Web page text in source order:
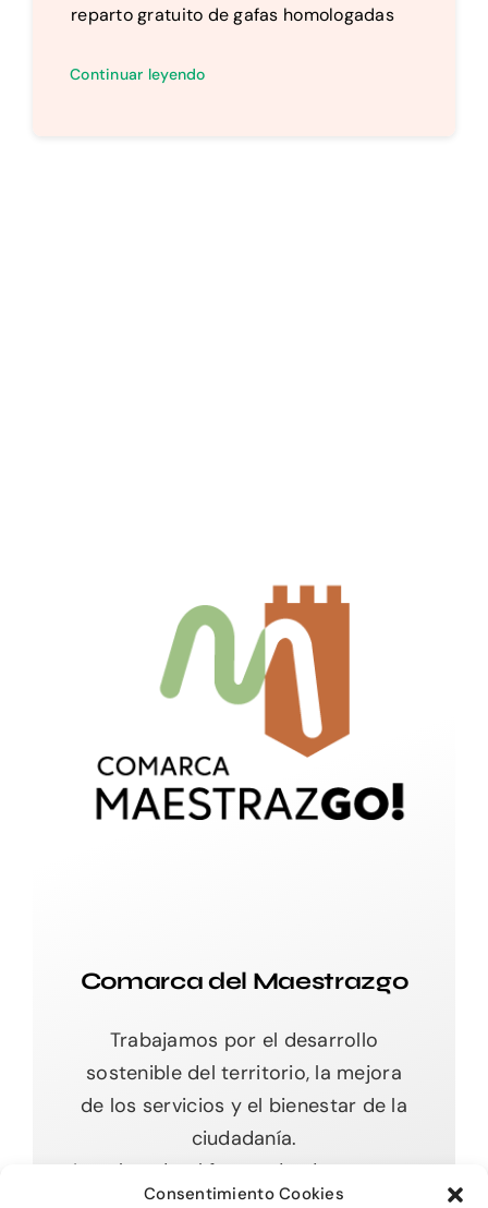
Consentimiento Cookies
reparto gratuito de gafas homologadas
Continuar leyendo
Comarca del Maestrazgo
Trabajamos por el desarrollo
sostenible del territorio, la mejora
de los servicios y el bienestar de la
ciudadanía.
Impulsando el futuro desde nuestras